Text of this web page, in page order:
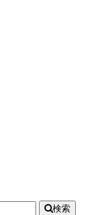
検索